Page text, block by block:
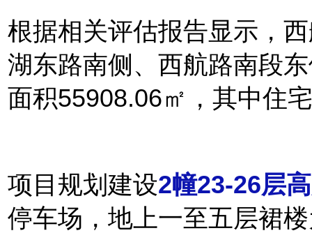
根据相关评估报告显示，
湖东路南侧、西航路南段
面积55908.06㎡，其中住
项目规划建设2幢23-26层
停车场，地上一至五层裙